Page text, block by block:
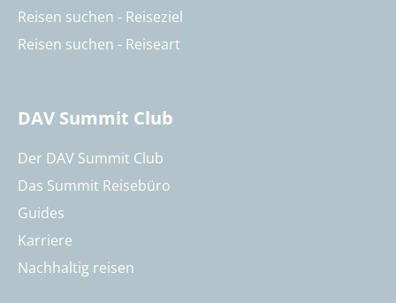
Reisen suchen - Reiseziel
Reisen suchen - Reiseart
DAV Summit Club
Der DAV Summit Club
Das Summit Reisebüro
Guides
Karriere
Nachhaltig reisen